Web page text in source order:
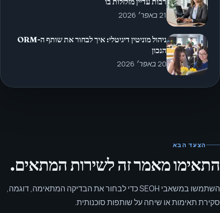
21 באפר׳ 2026
ניהול מוניטין דיגיטלי: איך לבחור את שותף ה-ORM
הנכון
20 באפר׳ 2026
הצעד הבא
התאימו מאמר זה לשירות המתאים.
השתמשו במשאבי SEOH כדי לבחור את הבדיקה המתאימה, דוגמה,
סקירת תאימות או שיחה על שותפות סוכנותית.